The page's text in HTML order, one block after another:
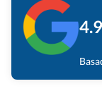
4.9